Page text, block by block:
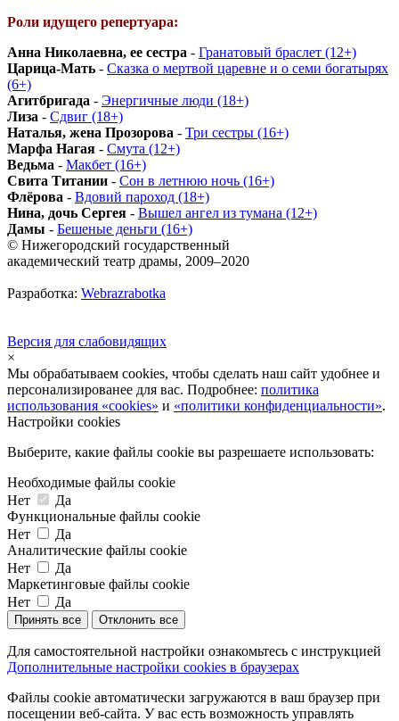
Роли идущего репертуара:
Анна Николаевна, ее сестра - Гранатовый браслет (12+)
Царица-Мать - Сказка о мертвой царевне и о семи богатырях
(6+)
Агитбригада - Энергичные люди (18+)
Лиза - Сдвиг (18+)
Наталья, жена Прозорова - Три сестры (16+)
Марфа Нагая - Смута (12+)
Ведьма - Макбет (16+)
Свита Титании - Сон в летнюю ночь (16+)
Флёрова - Вдовий пароход (18+)
Нина, дочь Сергея - Вышел ангел из тумана (12+)
Дамы - Бешеные деньги (16+)
© Нижегородский государственный
академический театр драмы, 2009–2020
Разработка: Webrazrabotka
Версия для слабовидящих
×
Мы обрабатываем cookies, чтобы сделать наш сайт удобнее и
персонализированее для вас. Подробнее: политика
использования «cookies» и «политики конфиденциальности».
Настройки cookies
Выберите, какие файлы cookie вы разрешаете использовать:
Необходимые файлы cookie
Нет
Да
Функциональные файлы cookie
Нет
Да
Аналитические файлы cookie
Нет
Да
Маркетинговые файлы cookie
Нет
Да
Принять все Отклонить все
Для самостоятельной настройки ознакомьтесь с инструкцией
Дополнительные настройки cookies в браузерах
Файлы cookie автоматически загружаются в ваш браузер при
посещении веб-сайта. У вас есть возможность управлять